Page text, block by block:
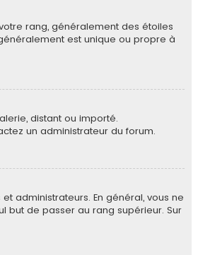
rang, généralement des étoiles
est unique ou propre à
distant ou importé.
un administrateur du forum.
administrateurs. En général, vous ne
but de passer au rang supérieur. Sur